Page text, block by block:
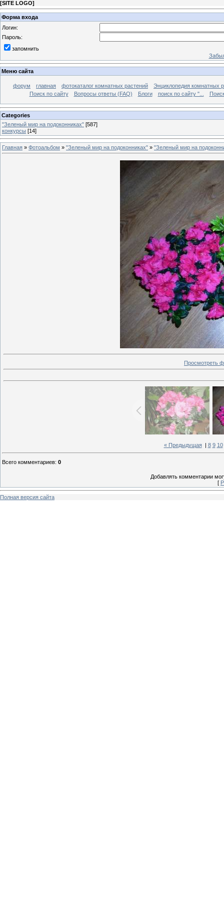
[SITE LOGO]
Форма входа
Логин:
Пароль:
запомнить
Меню сайта
форум главная фотокаталог комнатных растений
Энциклопедия комнатных
Поиск по сайту
Вопросы ответы (FAQ) Блоги поиск по сайту "...
Categories
"Зеленый мир на подоконниках" [587]
конкурсы [14]
Главная » Фотоальбом » "Зеленый мир на подоконниках" » "Зеленый мир на
Просмотреть
« Предыдущая| 8 9 10
Всего комментариев: 0
Добавлять комментарии
[
Полная версия сайта